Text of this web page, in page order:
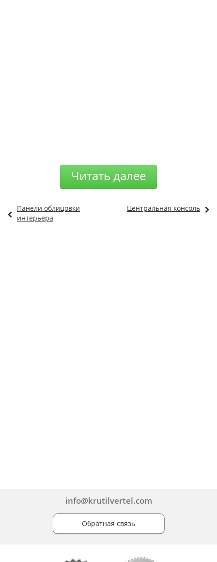
Читать далее
Панели облицовки
интерьера
Центральная консоль
info@krutilvertel.com
Обратная связь